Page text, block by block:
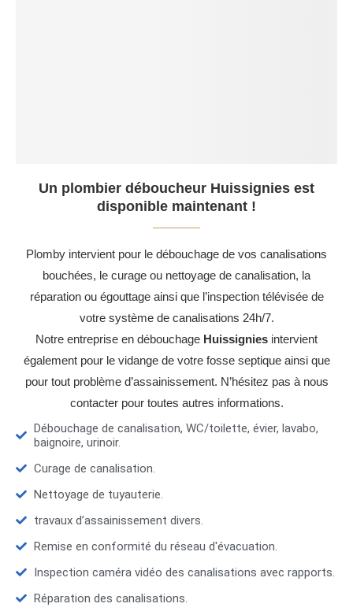
Un plombier déboucheur Huissignies est
disponible maintenant !
Plomby intervient pour le débouchage de vos canalisations
bouchées, le curage ou nettoyage de canalisation, la
réparation ou égouttage ainsi que l’inspection télévisée de
votre système de canalisations 24h/7.
Notre entreprise en débouchage Huissignies intervient
également pour le vidange de votre fosse septique ainsi que
pour tout problème d’assainissement. N’hésitez pas à nous
contacter pour toutes autres informations.
Débouchage de canalisation, WC/toilette, évier, lavabo,
baignoire, urinoir.
Curage de canalisation.
Nettoyage de tuyauterie.
travaux d’assainissement divers.
Remise en conformité du réseau d'évacuation.
Inspection caméra vidéo des canalisations avec rapports.
Réparation des canalisations.